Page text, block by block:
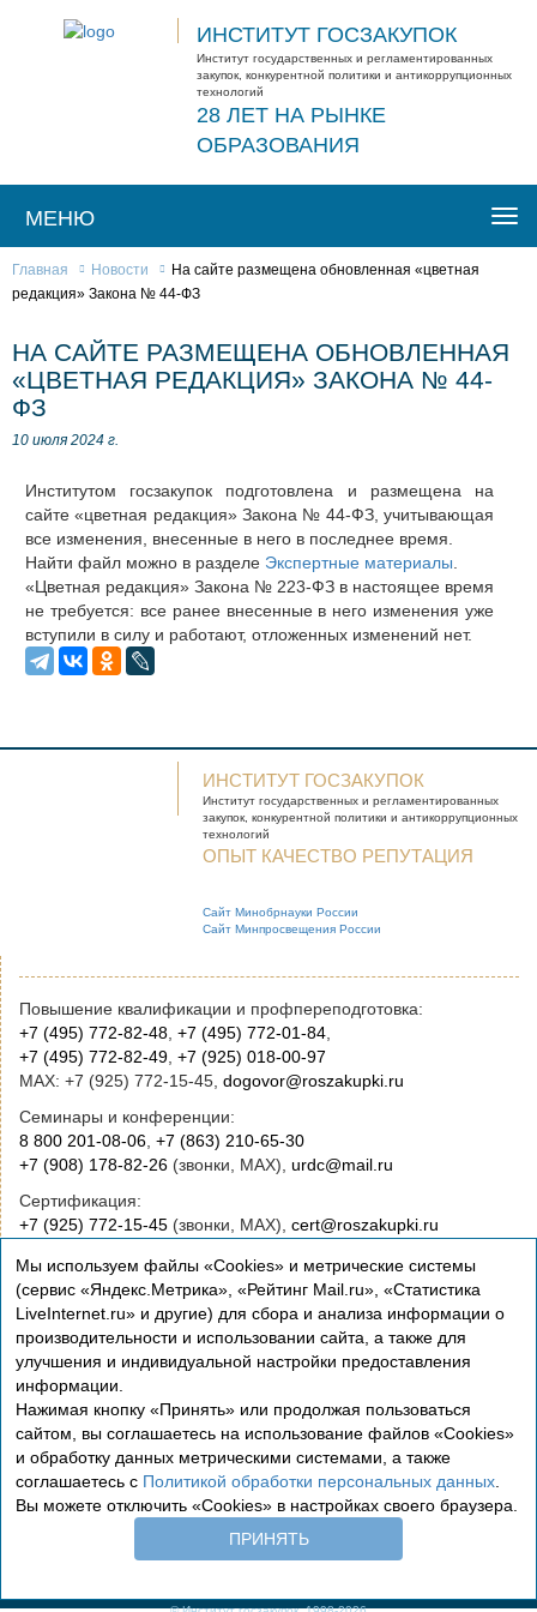
ИНСТИТУТ ГОСЗАКУПОК
Институт государственных и регламентированных
закупок, конкурентной политики и антикоррупционных
технологий
28 ЛЕТ НА РЫНКЕ
ОБРАЗОВАНИЯ
МЕНЮ
Главная Новости
На сайте размещена обновленная «цветная
редакция» Закона № 44-ФЗ
НА САЙТЕ РАЗМЕЩЕНА ОБНОВЛЕННАЯ
«ЦВЕТНАЯ РЕДАКЦИЯ» ЗАКОНА № 44-
ФЗ
10 июля 2024 г.
Институтом госзакупок подготовлена и размещена на
сайте «цветная редакция» Закона № 44-ФЗ, учитывающая
все изменения, внесенные в него в последнее время.
Найти файл можно в разделе Экспертные материалы
«Цветная редакция» Закона № 223-ФЗ в настоящее время
не требуется: все ранее внесенные в него изменения уже
вступили в силу и работают, отложенных изменений нет.
ИНСТИТУТ ГОСЗАКУПОК
Институт государственных и регламентированных
закупок, конкурентной политики и антикоррупционных
технологий
ОПЫТ КАЧЕСТВО РЕПУТАЦИЯ
Сайт Минобрнауки России
Сайт Минпросвещения России
Повышение квалификации и профпереподготовка:
+7 (495) 772-82-48, +7 (495) 772-01-84,
+7 (495) 772-82-49, +7 (925) 018-00-97
MAX: +7 (925) 772-15-45, dogovor@roszakupki.ru
Семинары и конференции:
8 800 201-08-06, +7 (863) 210-65-30
+7 (908) 178-82-26 (звонки, MAX), urdc@mail.ru
Сертификация:
+7 (925) 772-15-45 (звонки, MAX), cert@roszakupki.ru
Приобретение книг:
+7 (495) 772-00-14,institut@roszakupki.ru
Консультационные услуги и руководство:
+7 (495) 772-01-83, institut@roszakupki.ru
Сертификация
Политика обработки персональных данных
Мы используем файлы «Cookies» и метрические системы
(сервис «Яндекс.Метрика», «Рейтинг Mail.ru», «Статистика
LiveInternet.ru» и другие) для сбора и анализа информации о
производительности и использовании сайта, а также для
улучшения и индивидуальной настройки предоставления
информации.
Нажимая кнопку «Принять» или продолжая пользоваться
сайтом, вы соглашаетесь на использование файлов «Cookies»
и обработку данных метрическими системами, а также
соглашаетесь с Политикой обработки персональных данных
Вы можете отключить «Cookies» в настройках своего браузера.
ПРИНЯТЬ